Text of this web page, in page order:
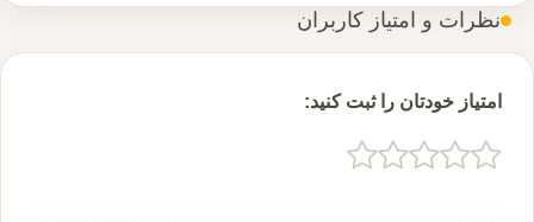
نظرات و امتیاز کاربران
امتیاز خودتان را ثبت کنید: